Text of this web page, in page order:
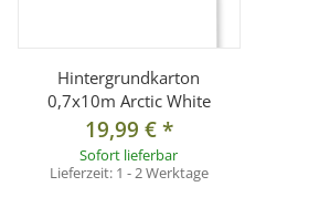
Lieferumfang:
1x LED Leuchtmittel 30W
Hintergrundkarton
0,7x10m Arctic White
19,99 €*
Sofort lieferbar
Lieferzeit: 1 - 2 Werktage